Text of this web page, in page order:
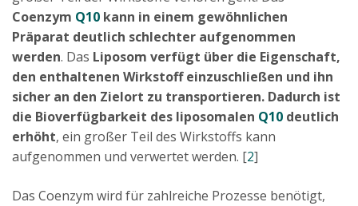
Coenzym Q10 kann in einem gewöhnlichen
Präparat deutlich schlechter aufgenommen
werden. Das Liposom verfügt über die Eigenschaft,
den enthaltenen Wirkstoff einzuschließen und ihn
sicher an den Zielort zu transportieren. Dadurch ist
die Bioverfügbarkeit des liposomalen Q10 deutlich
erhöht, ein großer Teil des Wirkstoffs kann
aufgenommen und verwertet werden. [2]
Das Coenzym wird für zahlreiche Prozesse benötigt,